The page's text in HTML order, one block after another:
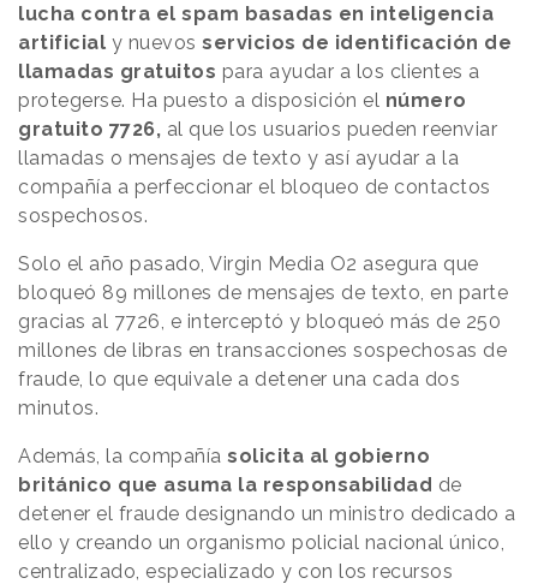
lucha contra el spam basadas en inteligencia
artificial y nuevos servicios de identificación de
llamadas gratuitos para ayudar a los clientes a
protegerse. Ha puesto a disposición el número
gratuito 7726, al que los usuarios pueden reenviar
llamadas o mensajes de texto y así ayudar a la
compañía a perfeccionar el bloqueo de contactos
sospechosos.
Solo el año pasado, Virgin Media O2 asegura que
bloqueó 89 millones de mensajes de texto, en parte
gracias al 7726, e interceptó y bloqueó más de 250
millones de libras en transacciones sospechosas de
fraude, lo que equivale a detener una cada dos
minutos.
Además, la compañía solicita al gobierno
británico que asuma la responsabilidad de
detener el fraude designando un ministro dedicado a
ello y creando un organismo policial nacional único,
centralizado, especializado y con los recursos